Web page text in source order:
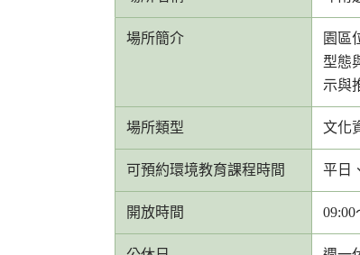
場所簡介
園區
型態
示與
場所類型 文化
可預約環境教育課程時間 平日
開放時間 09:00